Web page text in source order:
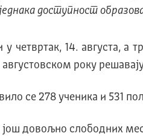
доступност
14. августа, а
року решавају
се 278 ученика и 531
још довољно слободних